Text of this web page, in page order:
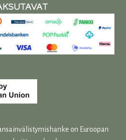
on Euroopan